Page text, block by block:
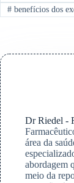
#benefícios dos
Dr Riedel -
área da
abordagem
meio da